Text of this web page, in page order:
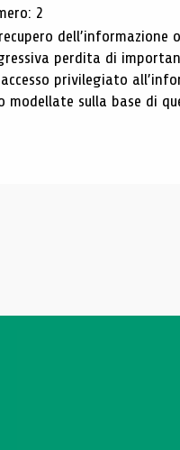
2
perdita di
privilegiato
modellate sulla base di